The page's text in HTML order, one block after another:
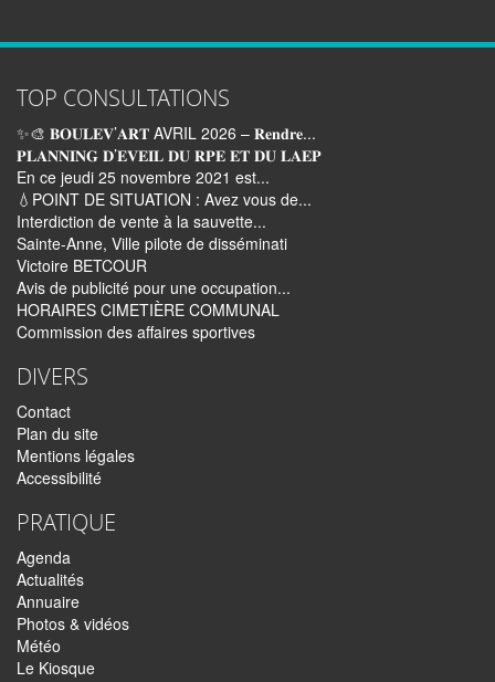
TOP CONSULTATIONS
✨🎨 𝐁𝐎𝐔𝐋𝐄𝐕’𝐀𝐑𝐓 AVRIL 2026 – 𝐑𝐞𝐧𝐝𝐫𝐞...
𝐏𝐋𝐀𝐍𝐍𝐈𝐍𝐆 𝐃’𝐄𝐕𝐄𝐈𝐋 𝐃𝐔 𝐑𝐏𝐄 𝐄𝐓 𝐃𝐔 𝐋𝐀𝐄𝐏
En ce jeudi 25 novembre 2021 est...
💧POINT DE SITUATION : Avez vous de...
Interdiction de vente à la sauvette...
Sainte-Anne, Ville pilote de disséminati
Victoire BETCOUR
Avis de publicité pour une occupation...
HORAIRES CIMETIÈRE COMMUNAL
Commission des affaires sportives
DIVERS
Contact
Plan du site
Mentions légales
Accessibilité
PRATIQUE
Agenda
Actualités
Annuaire
Photos & vidéos
Météo
Le Kiosque